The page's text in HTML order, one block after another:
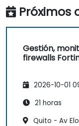
Próximos
Gestión,
firewalls
2026-10-01
21 horas
Quito - Av